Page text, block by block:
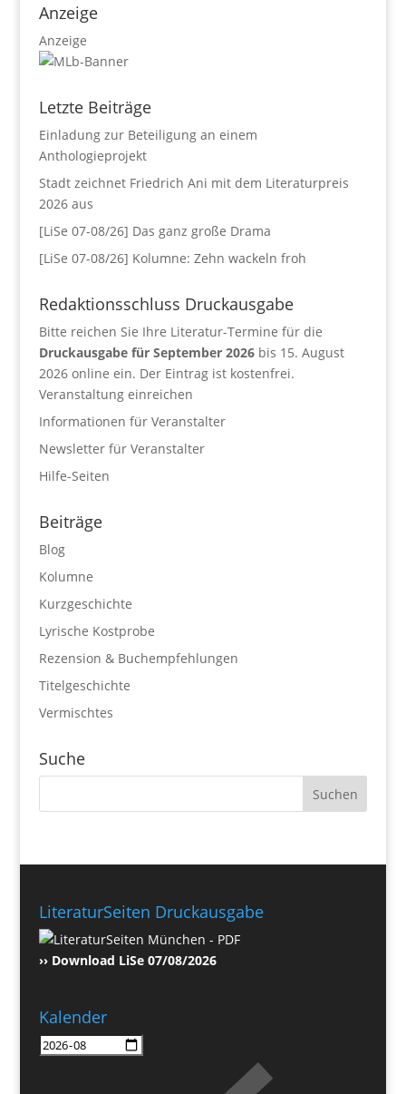
Anzeige
Anzeige
Letzte Beiträge
Einladung zur Beteiligung an einem
Anthologieprojekt
Stadt zeichnet Friedrich Ani mit dem Literaturpreis
2026 aus
[LiSe 07-08/26] Das ganz große Drama
[LiSe 07-08/26] Kolumne: Zehn wackeln froh
Redaktionsschluss Druckausgabe
Bitte reichen Sie Ihre Literatur-Termine für die
Druckausgabe für September 2026bis 15. August
2026 online ein. Der Eintrag ist kostenfrei.
Veranstaltung einreichen
Informationen für Veranstalter
Newsletter für Veranstalter
Hilfe-Seiten
Beiträge
Blog
Kolumne
Kurzgeschichte
Lyrische Kostprobe
Rezension & Buchempfehlungen
Titelgeschichte
Vermischtes
Suche
LiteraturSeiten Druckausgabe
›› Download LiSe 07/08/2026
Kalender